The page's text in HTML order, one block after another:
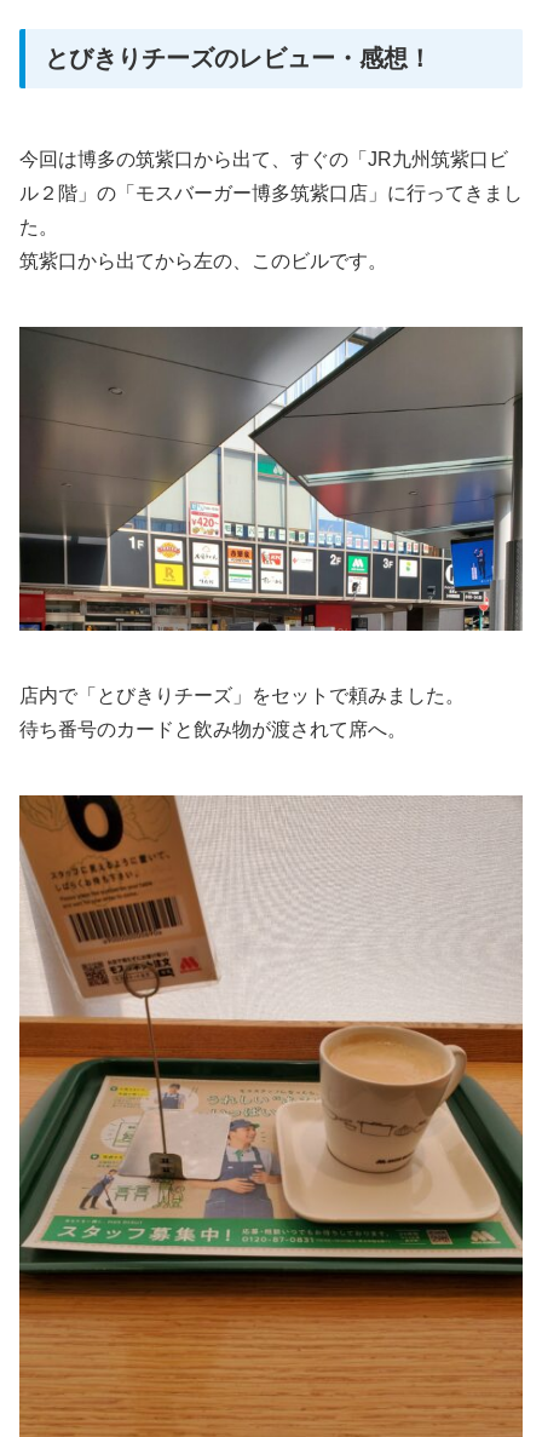
とびきりチーズのレビュー・感想！
今回は博多の筑紫口から出て、すぐの「JR九州筑紫口ビ
ル２階」の「モスバーガー博多筑紫口店」に行ってきまし
た。
筑紫口から出てから左の、このビルです。
店内で「とびきりチーズ」をセットで頼みました。
待ち番号のカードと飲み物が渡されて席へ。